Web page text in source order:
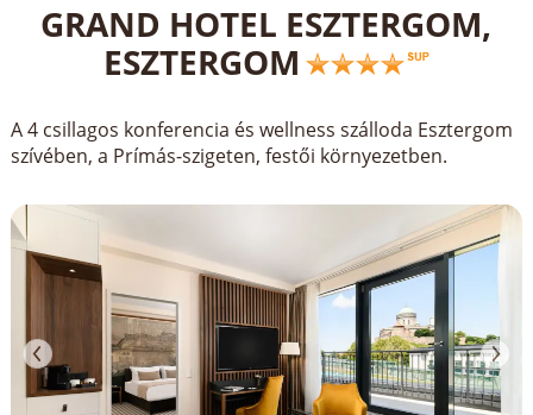
GRAND HOTEL ESZTERGOM,
ESZTERGOM
A 4 csillagos konferencia és wellness szálloda Esztergom
szívében, a Prímás-szigeten, festői környezetben.